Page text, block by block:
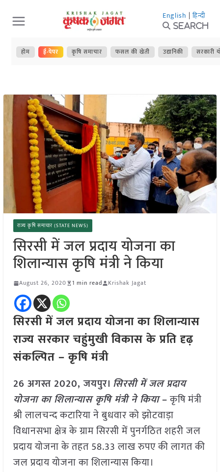
Skip
to
content
English | हिन्दी
Search
होम ई-पेपर कृषि समाचार फसल की खेती उद्यानिकी सरकारी
राज्य कृषि समाचार (STATE NEWS)
सिरसी में जल प्रदाय योजना का
शिलान्यास कृषि मंत्री ने किया
August 26, 2020 1 min read Krishak Jagat
सिरसी में जल प्रदाय योजना का शिलान्यास
राज्य सरकार चहुंमुखी विकास के प्रति दृढ़
संकल्पित – कृषि मंत्री
26 अगस्त 2020, जयपुर। सिरसी में जल प्रदाय
योजना का शिलान्यास कृषि मंत्री ने किया–कृषि मंत्री
श्री लालचन्द कटारिया ने बुधवार को झोटवाड़ा
विधानसभा क्षेत्र के ग्राम सिरसी में पुनर्गठित शहरी जल
प्रदाय योजना के तहत 58.33 लाख रुपए की लागत की
जल प्रदाय योजना का शिलान्यास किया।